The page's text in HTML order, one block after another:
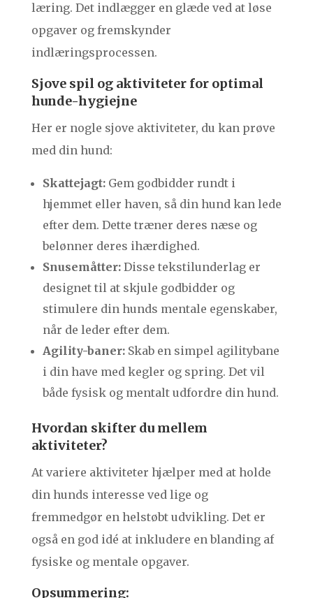
læring. Det indlægger en glæde ved at løse
opgaver og fremskynder
indlæringsprocessen.
Sjove spil og aktiviteter for optimal
hunde-hygiejne
Her er nogle sjove aktiviteter, du kan prøve
med din hund:
Skattejagt:Gem godbidder rundt i
hjemmet eller haven, så din hund kan lede
efter dem. Dette træner deres næse og
belønner deres ihærdighed.
Snusemåtter:Disse tekstilunderlag er
designet til at skjule godbidder og
stimulere din hunds mentale egenskaber,
når de leder efter dem.
Agility-baner:Skab en simpel agilitybane
i din have med kegler og spring. Det vil
både fysisk og mentalt udfordre din hund.
Hvordan skifter du mellem
aktiviteter?
At variere aktiviteter hjælper med at holde
din hunds interesse ved lige og
fremmedgør en helstøbt udvikling. Det er
også en god idé at inkludere en blanding af
fysiske og mentale opgaver.
Opsummering: